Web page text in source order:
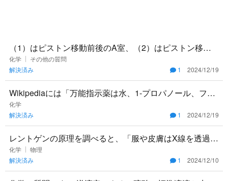
（1）はピストン移動前後のA室、（2）はピストン移動
後のA室とB室について立式していたのですが何故です
か？何に着目すれば
化学
その他の質問
解決済み
1 2024/12/19
Wikipediaには「万能指示薬は水、1-プロパノール、フェ
ノールフタレインのナトリウム塩、水酸化カリウム、メ
チルレッ
化学
解決済み
1 2024/12/19
レントゲンの原理を調べると、「服や皮膚はX線を透過
し、骨は吸収する」と出てきます。では骨に吸収されたX
線はどうなるんでし
化学
物理
解決済み
1 2024/12/10